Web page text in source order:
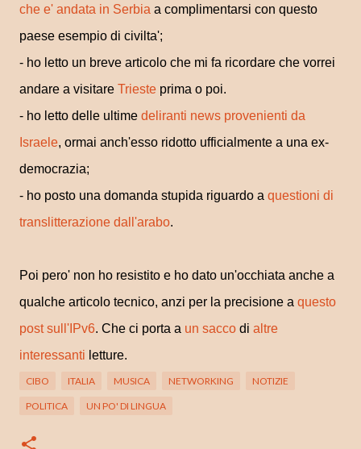
che e' andata in Serbia a complimentarsi con questo
paese esempio di civilta';
- ho letto un breve articolo che mi fa ricordare che vorrei
andare a visitare Trieste prima o poi.
- ho letto delle ultime deliranti news provenienti da
Israele, ormai anch'esso ridotto ufficialmente a una ex-
democrazia;
- ho posto una domanda stupida riguardo a questioni di
translitterazione dall'arabo.
Poi pero' non ho resistito e ho dato un'occhiata anche a
qualche articolo tecnico, anzi per la precisione a questo
post sull'IPv6. Che ci porta a un sacco di altre
interessanti letture.
CIBO ITALIA MUSICA NETWORKING NOTIZIE
POLITICA UN PO' DI LINGUA